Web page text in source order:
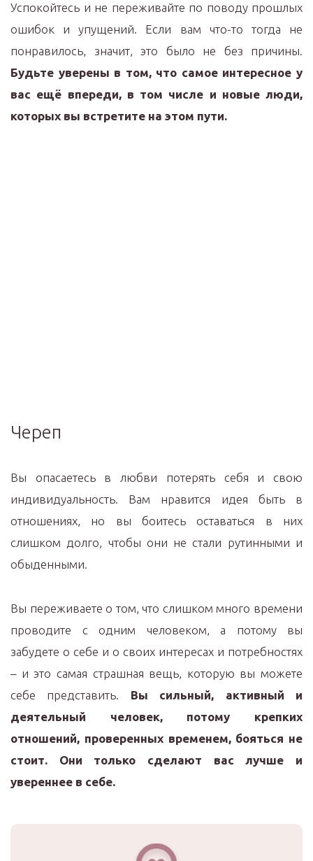
Успокойтесь и не переживайте по поводу прошлых
ошибок и упущений. Если вам что-то тогда не
понравилось, значит, это было не без причины.
Будьте уверены в том, что самое интересное у
вас ещё впереди, в том числе и новые люди,
которых вы встретите на этом пути.
Череп
Вы опасаетесь в любви потерять себя и свою
индивидуальность. Вам нравится идея быть в
отношениях, но вы боитесь оставаться в них
слишком долго, чтобы они не стали рутинными и
обыденными.
Вы переживаете о том, что слишком много времени
проводите с одним человеком, а потому вы
забудете о себе и о своих интересах и потребностях
– и это самая страшная вещь, которую вы можете
себе представить. Вы сильный, активный и
деятельный человек, потому крепких
отношений, проверенных временем, бояться не
стоит. Они только сделают вас лучше и
увереннее в себе.